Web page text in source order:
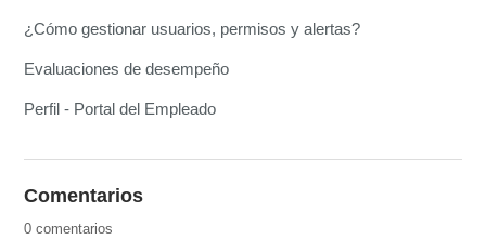
¿Cómo gestionar usuarios, permisos y alertas?
Evaluaciones de desempeño
Perfil - Portal del Empleado
Comentarios
0 comentarios